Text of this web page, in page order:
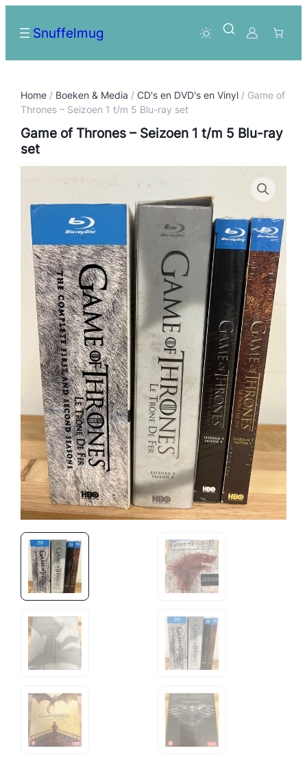
Snuffelmug
Home / Boeken & Media /CD's en DVD's en Vinyl / Game of
Thrones – Seizoen 1 t/m 5 Blu-ray set
Game of Thrones – Seizoen 1 t/m 5 Blu-ray
set